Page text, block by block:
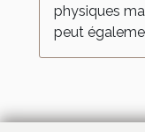
physiques
peut